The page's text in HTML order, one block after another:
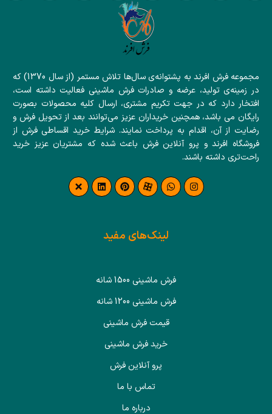
مجموعه فرش افرند به پشتوانه‌ی سال‌ها تلاش مستمر (از سال 1370) که
در زمینه‌ی تولید، عرضه و صادرات فرش ماشینی فعالیت داشته است،
افتخار دارد که در جهت تکریم مشتری، ارسال کلیه محصولات بصورت
رایگان می باشد، همچنین خریداران عزیز می‌توانند بعد از تحویل فرش و
رضایت از آن، اقدام به پرداخت نمایند. شرایط خرید اقساطی فرش از
فروشگاه افرند و پرو آنلاین فرش باعث شده که مشتریان عزیز خرید
راحت‌تری داشته باشند.
لینک‌های مفید
فرش ماشینی 1500 شانه
فرش ماشینی 1200 شانه
قیمت فرش ماشینی
خرید فرش ماشینی
پرو آنلاین فرش
تماس با ما
درباره ما